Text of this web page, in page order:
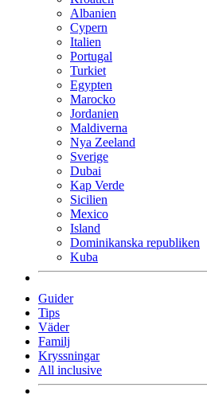
Albanien
Cypern
Italien
Portugal
Turkiet
Egypten
Marocko
Jordanien
Maldiverna
Nya Zeeland
Sverige
Dubai
Kap Verde
Sicilien
Mexico
Island
Dominikanska republiken
Kuba
Guider
Tips
Väder
Familj
Kryssningar
All inclusive